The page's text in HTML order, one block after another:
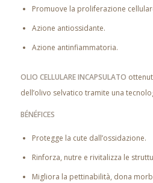
Promuove la proliferazione
Azione antiossidante.
Azione antinfiammatoria.
OLIO CELLULARE INCAPSULATO
dell’olivo selvatico tramite una
BÉNÉFICES
Protegge la cute dall’ossidazione.
Rinforza, nutre e rivitalizza le
Migliora la pettinabilità, dona